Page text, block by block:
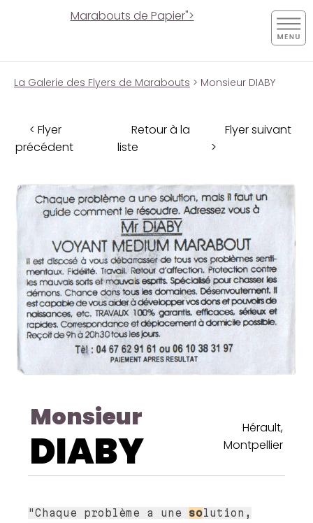
Marabouts de Papier">
La Galerie des Flyers de Marabouts > Monsieur DIABY
< Flyer
précédent
Retour à la
liste
Flyer suivant
>
Monsieur
DIABY
Hérault,
Montpellier
"Chaque problème a une solution,